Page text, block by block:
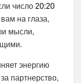
число 20:20
на глаза,
мысли,
энергию
партнерство,